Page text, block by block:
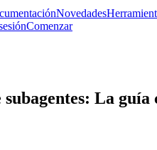
Novedades
Comenzar
subagentes: La